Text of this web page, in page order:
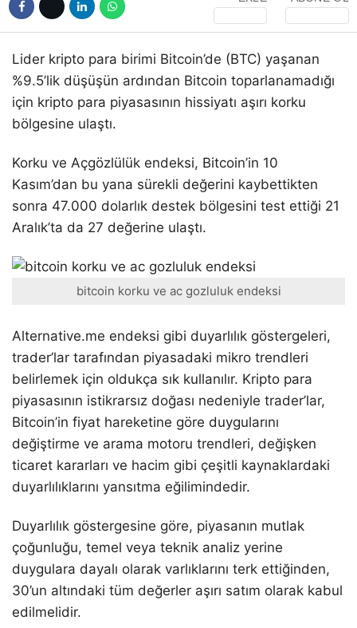
Lider kripto para birimi Bitcoin’de (BTC) yaşanan
%9.5’lik düşüşün ardından Bitcoin toparlanamadığı
için kripto para piyasasının hissiyatı aşırı korku
bölgesine ulaştı.
Korku ve Açgözlülük endeksi, Bitcoin’in 10
Kasım’dan bu yana sürekli değerini kaybettikten
sonra 47.000 dolarlık destek bölgesini test ettiği 21
Aralık’ta da 27 değerine ulaştı.
bitcoin korku ve ac gozluluk endeksi
Alternative.me endeksi gibi duyarlılık göstergeleri,
trader’lar tarafından piyasadaki mikro trendleri
belirlemek için oldukça sık kullanılır. Kripto para
piyasasının istikrarsız doğası nedeniyle trader’lar,
Bitcoin’in fiyat hareketine göre duygularını
değiştirme ve arama motoru trendleri, değişken
ticaret kararları ve hacim gibi çeşitli kaynaklardaki
duyarlılıklarını yansıtma eğilimindedir.
Duyarlılık göstergesine göre, piyasanın mutlak
çoğunluğu, temel veya teknik analiz yerine
duygulara dayalı olarak varlıklarını terk ettiğinden,
30’un altındaki tüm değerler aşırı satım olarak kabul
edilmelidir.